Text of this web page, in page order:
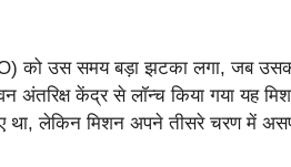
को उस समय बड़ा झटका लगा, जब
अंतरिक्ष केंद्र से लॉन्च किया गया यह
था, लेकिन मिशन अपने तीसरे चरण में